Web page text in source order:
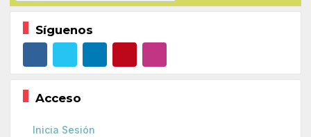
Síguenos
Acceso
Inicia Sesión